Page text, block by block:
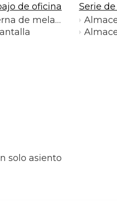
de oficina
Estación de trabajo moderna de melamina
Serie
solo asiento